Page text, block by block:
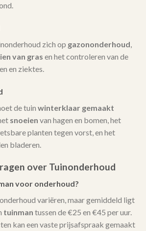
zich op gazononderhoud,
van gras en het controleren van de
en ziektes.
de tuin winterklaar gemaakt
snoeien van hagen en bomen, het
planten tegen vorst, en het
bladeren.
over Tuinonderhoud
voor onderhoud?
variëren, maar gemiddeld ligt
tuinman tussen de €25 en €45 per uur.
kan een vaste prijsafspraak gemaakt